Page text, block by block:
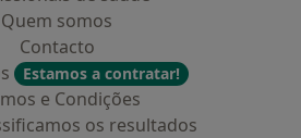
Quem somos
Contacto
Estamos a contratar!
e Condições
os resultados